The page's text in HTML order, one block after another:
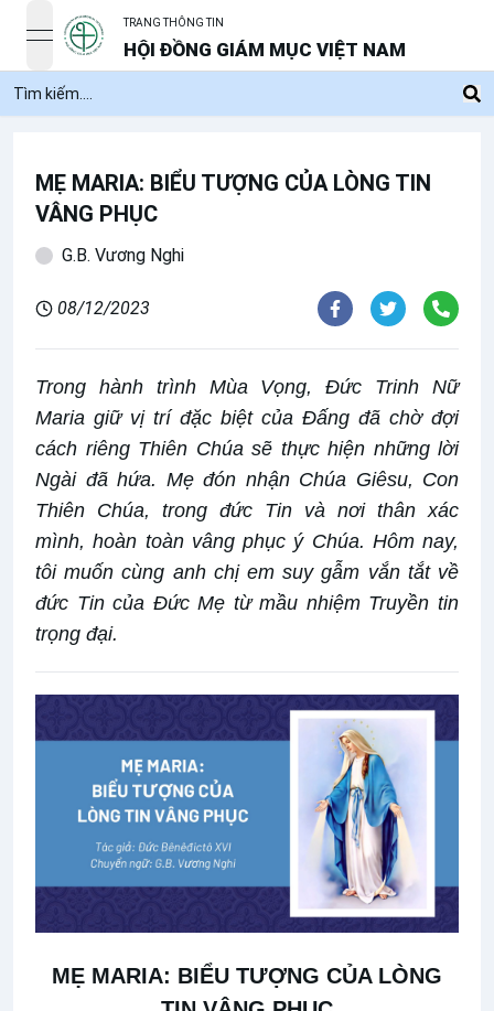
open navigation menu
TRANG THÔNG TIN
HỘI ĐỒNG GIÁM MỤC VIỆT NAM
MẸ MARIA: BIỂU TƯỢNG CỦA LÒNG TIN
VÂNG PHỤC
G.B. Vương Nghi
08/12/2023
Trong hành trình Mùa Vọng, Đức Trinh Nữ
Maria giữ vị trí đặc biệt của Đấng đã chờ đợi
cách riêng Thiên Chúa sẽ thực hiện những lời
Ngài đã hứa. Mẹ đón nhận Chúa Giêsu, Con
Thiên Chúa, trong đức Tin và nơi thân xác
mình, hoàn toàn vâng phục ý Chúa. Hôm nay,
tôi muốn cùng anh chị em suy gẫm vắn tắt về
đức Tin của Đức Mẹ từ mầu nhiệm Truyền tin
trọng đại.
MẸ MARIA: BIỂU TƯỢNG CỦA LÒNG